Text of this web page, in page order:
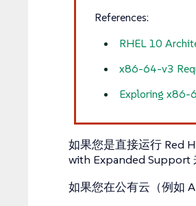
References:
RHEL 10
x86-64-v3
Exploring x86-
如果您是直接运行 Red
with Expanded Support
如果您在公有云（例如